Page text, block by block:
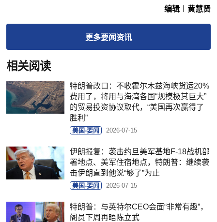
编辑︱黄慧贤
更多要闻资讯
相关阅读
特朗普改口：不收霍尔木兹海峡货运20%
费用了，将用与海湾各国“规模极其巨大”
的贸易投资协议取代，“美国再次赢得了
胜利”
美国-要闻 2026-07-15
伊朗报复：袭击约旦美军基地F-18战机部
署地点、美军住宿地点，特朗普：继续袭
击伊朗直到他说“够了”为止
美国-要闻 2026-07-15
特朗普：与英特尔CEO会面“非常有趣”，
阁员下周再晤陈立武